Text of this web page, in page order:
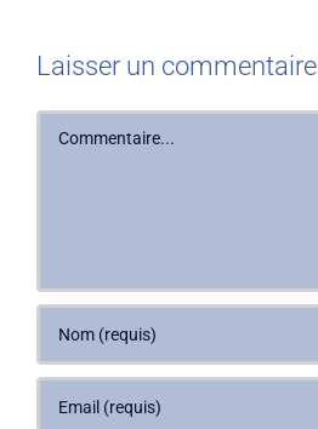
Laisser un commentaire
Commentaire